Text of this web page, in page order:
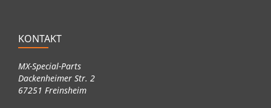
KONTAKT
MX-Special-Parts
Dackenheimer Str. 2
67251 Freinsheim